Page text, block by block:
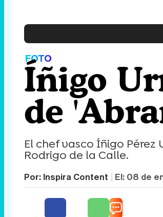
FOTO
Íñigo
de
El chef vasco Íñigo
Rodrigo de la Calle.
Por: Inspira Content El: 08 de